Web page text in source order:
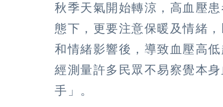
秋季天氣開始轉涼，高血壓
態下，更要注意保暖及情緒
和情緒影響後，導致血壓高
經測量許多民眾不易察覺本
手」。